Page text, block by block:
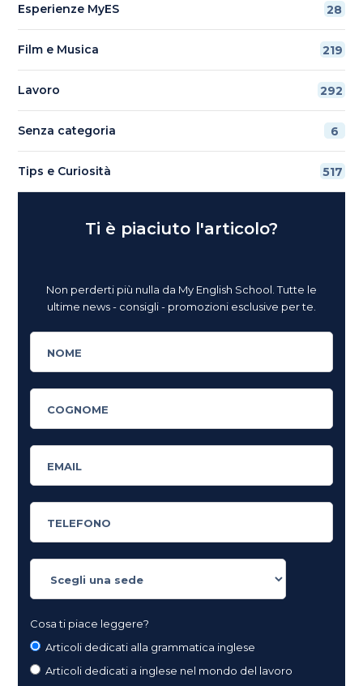
Esperienze MyES 28
Film e Musica 219
Lavoro 292
Senza categoria 6
Tips e Curiosità 517
Ti è piaciuto l'articolo?
Non perderti più nulla da My English School. Tutte le
ultime news - consigli - promozioni esclusive per te.
Cosa ti piace leggere?
Articoli dedicati alla grammatica inglese
Articoli dedicati a inglese nel mondo del lavoro